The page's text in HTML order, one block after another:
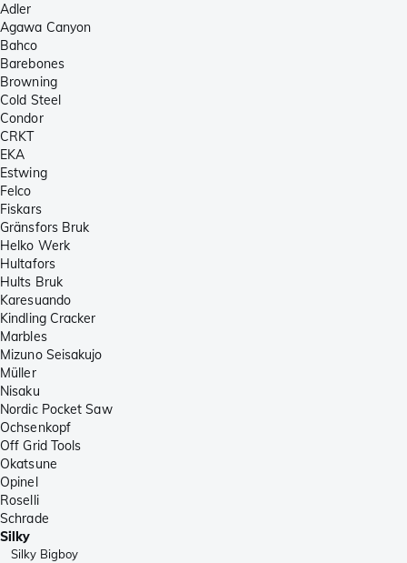
Adler
Agawa Canyon
Bahco
Barebones
Browning
Cold Steel
Condor
CRKT
EKA
Estwing
Felco
Fiskars
Gränsfors Bruk
Helko Werk
Hultafors
Hults Bruk
Karesuando
Kindling Cracker
Marbles
Mizuno Seisakujo
Müller
Nisaku
Nordic Pocket Saw
Ochsenkopf
Off Grid Tools
Okatsune
Opinel
Roselli
Schrade
Silky
Silky Bigboy